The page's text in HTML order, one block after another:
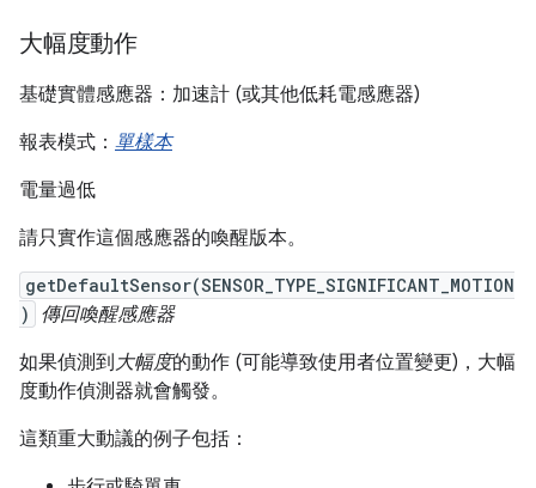
大幅度動作
基礎實體感應器：加速計 (或其他低耗電感應器)
報表模式： 單樣本
電量過低
請只實作這個感應器的喚醒版本。
getDefaultSensor(SENSOR_TYPE_SIGNIFICANT_MOTION
)
傳回喚醒感應器
如果偵測到 大幅度的動作 (可能導致使用者位置變更)，大幅
度動作偵測器就會觸發。
這類重大動議的例子包括：